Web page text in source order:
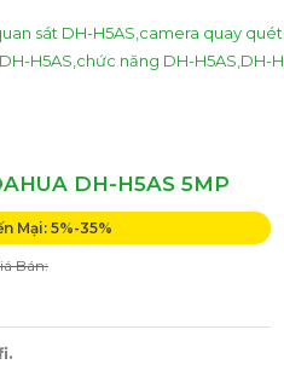
DH-H5AS 5MP
Mại: 5%-35%
Bán: